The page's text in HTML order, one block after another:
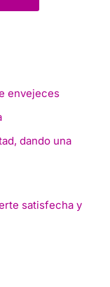
envejeces
dando una
satisfecha y